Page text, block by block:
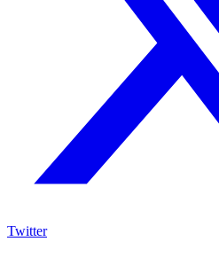
Twitter